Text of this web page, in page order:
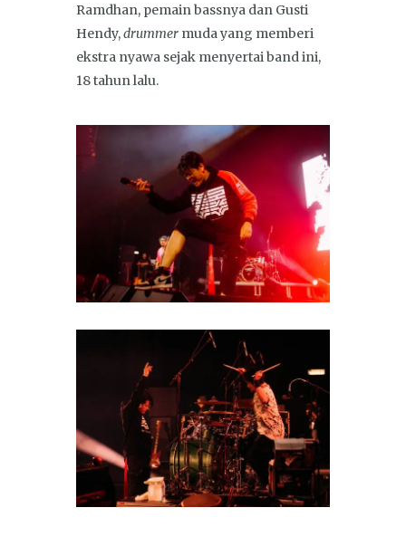
Ramdhan, pemain bassnya dan Gusti
Hendy,drummer muda yang memberi
ekstra nyawa sejak menyertai band ini,
18 tahun lalu.